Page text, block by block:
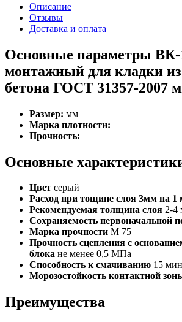
Описание
Отзывы
Доставка и оплата
Основные параметры ВК-
монтажный для кладки из
бетона ГОСТ 31357-2007
Размер: мм
Марка плотности:
Прочность:
Основные
Цвет серый
Расход при тощине слоя 3мм на 1
Рекомендуемая толщина слоя 2-4
Сохраняемость первоначальной
Марка прочности М 75
Прочность сцепления с
блока не менее 0,5 МПа
Способность к смачиванию 15 мин
Морозостойкость контактной
Преимущества